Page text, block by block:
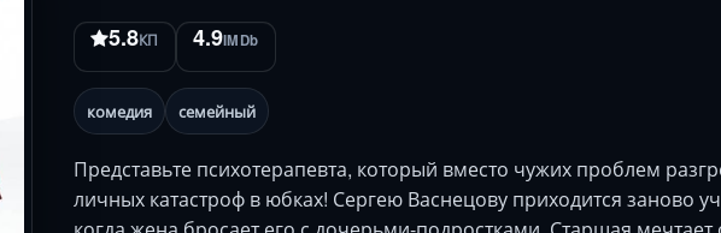
5.8КП 4.9IMDb
комедия семейный
Представьте психотерапевта, который вместо чужих проблем
личных катастроф в юбках! Сергею Васнецову приходится заново